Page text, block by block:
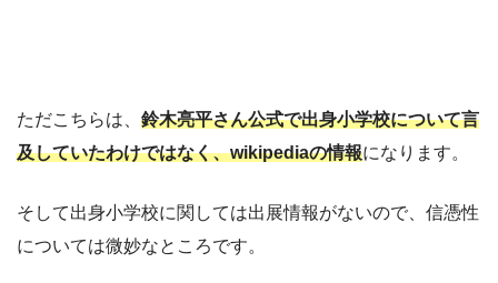
ただこちらは、 鈴木亮平さん公式で出身小学校について言
及していたわけではなく、wikipediaの情報になります。
そして出身小学校に関しては出展情報がないので、信憑性
については微妙なところです。